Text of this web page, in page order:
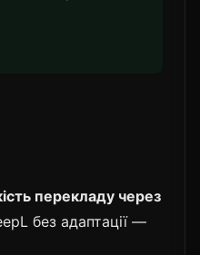
перекладу через
без адаптації —